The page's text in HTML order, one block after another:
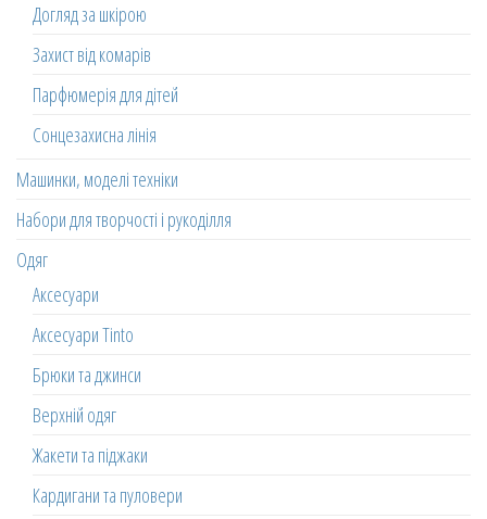
Догляд за шкірою
Захист від комарів
Парфюмерія для дітей
Сонцезахисна лінія
Машинки, моделі техніки
Набори для творчості і рукоділля
Одяг
Аксесуари
Аксесуари Tinto
Брюки та джинси
Верхній одяг
Жакети та піджаки
Кардигани та пуловери